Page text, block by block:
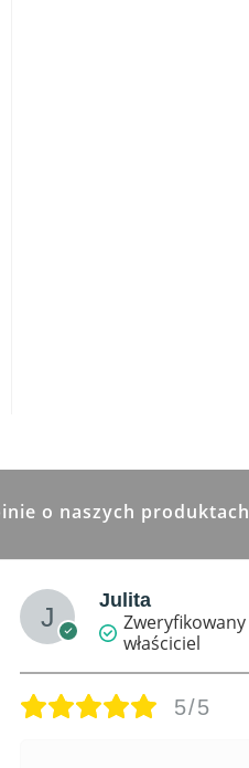
o naszych produktach
Julita
Zweryfikowany
właściciel
5/5